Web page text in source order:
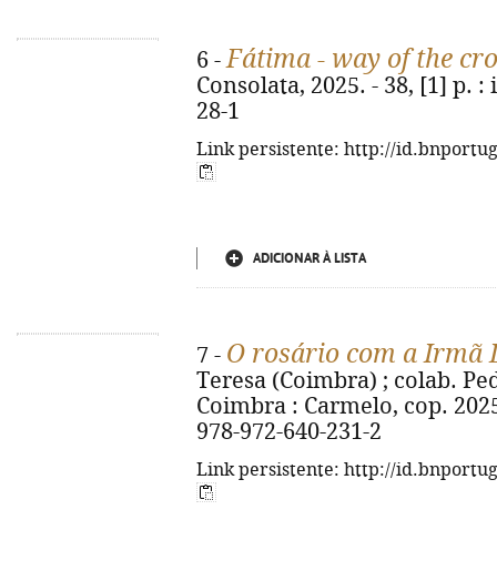
6 -Fátima - way of the
Consolata, 2025. - 38, [1] p. :
28-1
Link persistente: http://
ADICIONAR À LISTA
7 - O rosário com a Irmã
Teresa (Coimbra) ; colab.
Coimbra : Carmelo, cop.
978-972-640-231-2
Link persistente: http://